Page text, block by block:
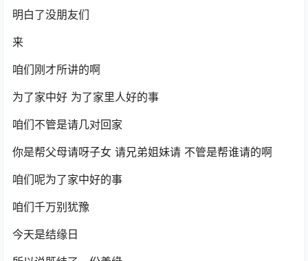
明白了没朋友们
来
咱们刚才所讲的啊
为了家中好 为了家里人好的事
咱们不管是请几对回家
你是帮父母请呀子女 请兄弟姐妹请 不管是帮谁请的啊
咱们呢为了家中好的事
咱们千万别犹豫
今天是结缘日